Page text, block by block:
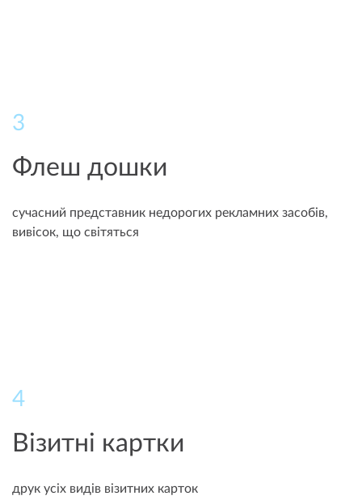
3
Флеш дошки
сучасний представник недорогих рекламних засобів,
вивісок, що світяться
4
Візитні картки
друк усіх видів візитних карток